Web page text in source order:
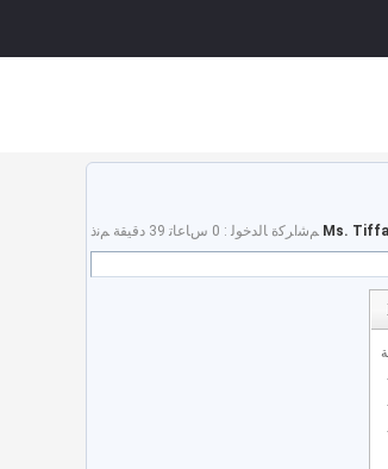
Ms. ﻢﺷﺍﺮﻛﺓ ﺎﻟﺪﺧﻮﻟ : 0 ﺱﺎﻋﺎﺗ 39 دقيقة ﻢﻧﺫ